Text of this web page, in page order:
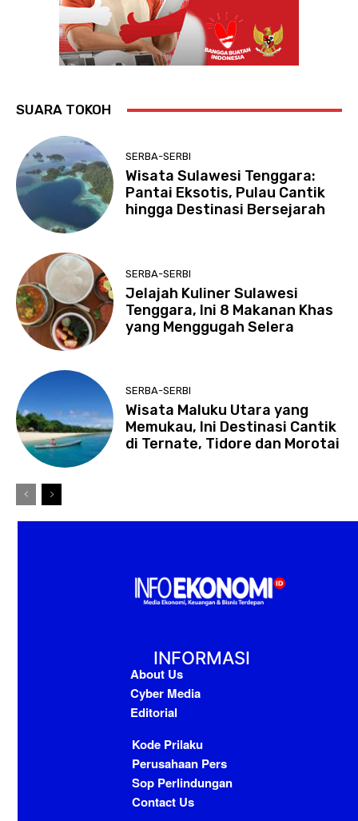
SUARA TOKOH
SERBA-SERBI
Wisata Sulawesi Tenggara:
Pantai Eksotis, Pulau Cantik
hingga Destinasi Bersejarah
SERBA-SERBI
Jelajah Kuliner Sulawesi
Tenggara, Ini 8 Makanan Khas
yang Menggugah Selera
SERBA-SERBI
Wisata Maluku Utara yang
Memukau, Ini Destinasi Cantik
di Ternate, Tidore dan Morotai
INFORMASI
About Us
Cyber Media
Editorial
Kode Prilaku
Perusahaan Pers
Sop Perlindungan
Contact Us